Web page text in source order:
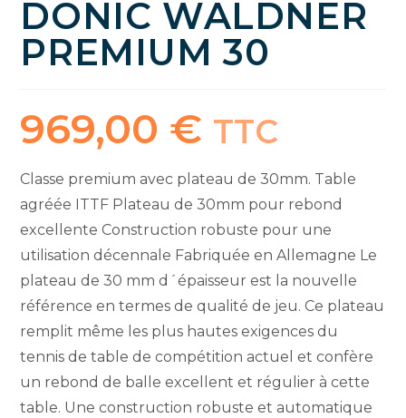
DONIC WALDNER
PREMIUM 30
969,00 € TTC
Classe premium avec plateau de 30mm. Table
agréée ITTF Plateau de 30mm pour rebond
excellente Construction robuste pour une
utilisation décennale Fabriquée en Allemagne Le
plateau de 30 mm d´épaisseur est la nouvelle
référence en termes de qualité de jeu. Ce plateau
remplit même les plus hautes exigences du
tennis de table de compétition actuel et confère
un rebond de balle excellent et régulier à cette
table. Une construction robuste et automatique